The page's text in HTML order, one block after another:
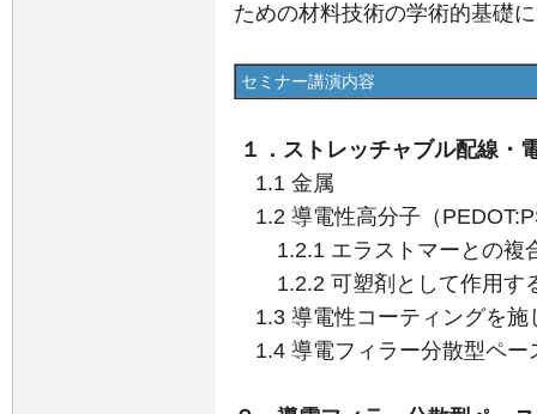
ための材料技術の学術的基礎
セミナー講演内容
１．ストレッチャブル配線・
1.1 金属
1.2 導電性高分子（
1.2.1 エラストマーとの複
1.2.2 可塑剤として作用す
1.3 導電性コーティングを施
1.4 導電フィラー分散型ペー